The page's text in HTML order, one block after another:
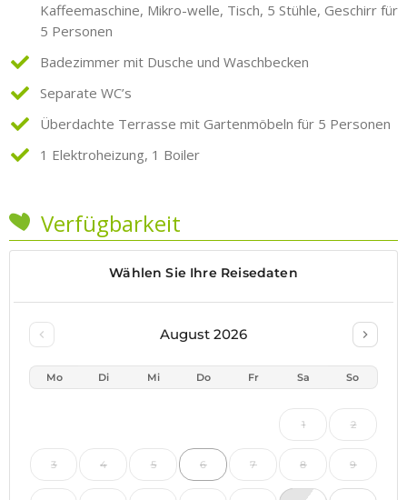
Kaffeemaschine, Mikro-welle, Tisch, 5 Stühle, Geschirr für
5 Personen
Badezimmer mit Dusche und Waschbecken
Separate WC’s
Überdachte Terrasse mit Gartenmöbeln für 5 Personen
1 Elektroheizung, 1 Boiler
Verfügbarkeit